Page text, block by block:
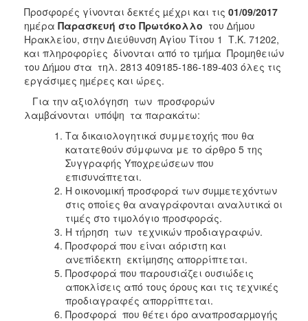
Προσφορές γίνονται δεκτές µέχρι και τις 01/09/2017
ηµέρα Παρασκευή στο Πρωτόκολλο του ∆ήµου
Ηρακλείου, στην ∆ιεύθυνση Αγίου Τίτου 1 Τ.Κ. 71202,
και πληροφορίες δίνονται από το τµήµα Προµηθειών
του ∆ήµου στα τηλ. 2813 409185-186-189-403 όλες τις
εργάσιµες ηµέρες και ώρες.
Για την αξιολόγηση των προσφορών
λαµβάνονται υπόψη τα παρακάτω:
Τα δικαιολογητικά συμμετοχής που θα
κατατεθούν σύμφωνα με το άρθρο 5 της
Συγγραφής Υποχρεώσεων που
επισυνάπτεται.
Η οικονοµική προσφορά των συµµετεχόντων
στις οποίες θα αναγράφονται αναλυτικά οι
τιµές στο τιµολόγιο προσφοράς.
Η τήρηση των τεχνικών προδιαγραφών.
Προσφορά που είναι αόριστη και
ανεπίδεκτη εκτίµησης απορρίπτεται.
Προσφορά που παρουσιάζει ουσιώδεις
αποκλίσεις από τους όρους και τις τεχνικές
προδιαγραφές απορρίπτεται.
Προσφορά που θέτει όρο αναπροσαρµογής